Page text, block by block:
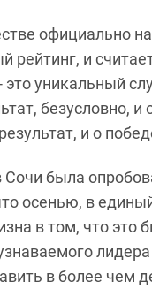
официально
рейтинг, и
уникальный
безусловно,
и о
Сочи была
осенью, в
в том, что это
в более чем